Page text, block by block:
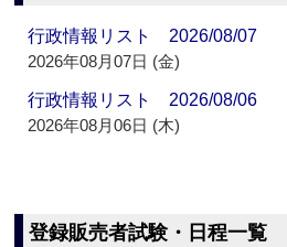
行政情報リスト 2026/08/07
2026年08月07日 (金)
行政情報リスト 2026/08/06
2026年08月06日 (木)
登録販売者試験・日程一覧